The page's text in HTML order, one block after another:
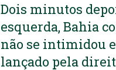
Dois minutos
esquerda, Bahia
não se intimidou e
lançado pela